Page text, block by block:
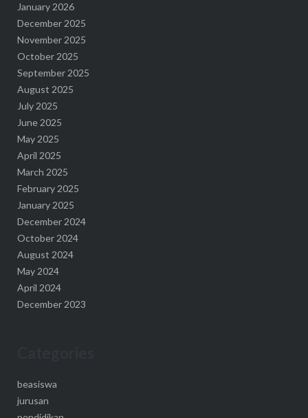
January 2026
December 2025
November 2025
October 2025
September 2025
August 2025
July 2025
June 2025
May 2025
April 2025
March 2025
February 2025
January 2025
December 2024
October 2024
August 2024
May 2024
April 2024
December 2023
beasiswa
jurusan